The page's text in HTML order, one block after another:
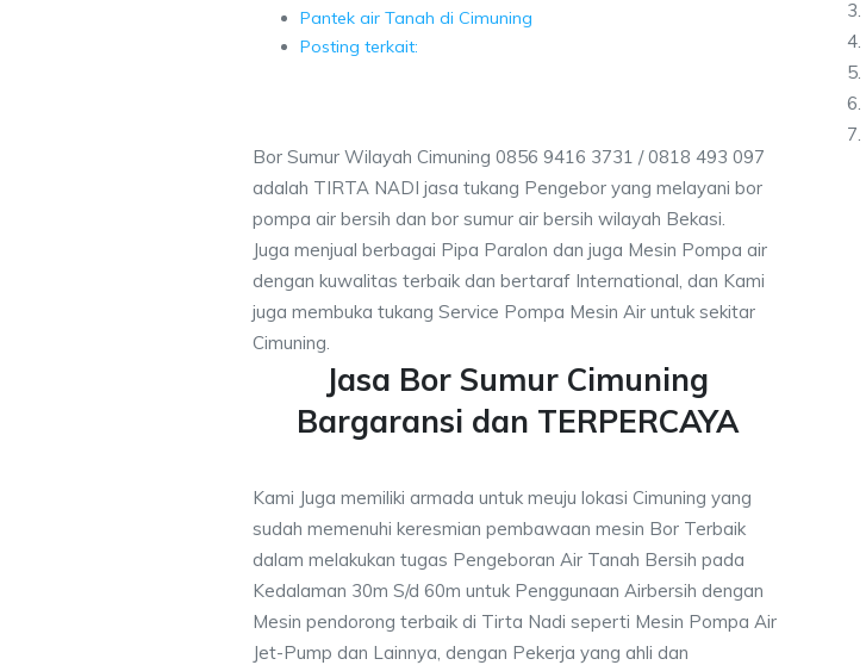
Pantek air Tanah di Cimuning
Posting terkait:
Bor Sumur Wilayah Cimuning 0856 9416 3731 / 0818 493 097
adalah TIRTA NADI jasa tukang Pengebor yang melayani bor
pompa air bersih dan bor sumur air bersih wilayah Bekasi.
Juga menjual berbagai Pipa Paralon dan juga Mesin Pompa air
dengan kuwalitas terbaik dan bertaraf International, dan Kami
juga membuka tukang Service Pompa Mesin Air untuk sekitar
Cimuning.
Jasa Bor Sumur Cimuning
Bargaransi dan TERPERCAYA
Kami Juga memiliki armada untuk meuju lokasi Cimuning yang
sudah memenuhi keresmian pembawaan mesin Bor Terbaik
dalam melakukan tugas Pengeboran Air Tanah Bersih pada
Kedalaman 30m S/d 60m untuk Penggunaan Airbersih dengan
Mesin pendorong terbaik di Tirta Nadi seperti Mesin Pompa Air
Jet-Pump dan Lainnya, dengan Pekerja yang ahli dan